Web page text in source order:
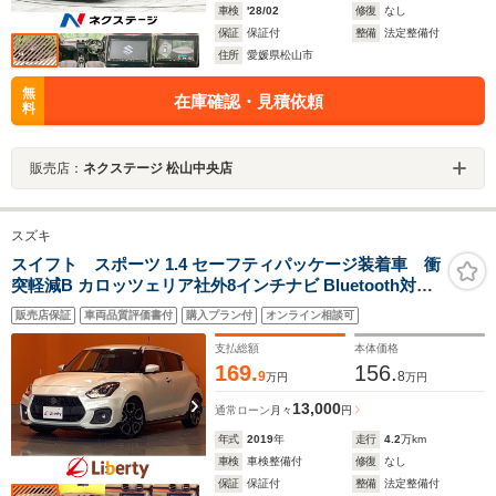
車検
'28/02 修復
なし
保証
保証付 整備
法定整備付
住所
愛媛県松山市
無
料
在庫確認・見積依頼
販売店： ネクステージ 松山中央店
スズキ
スイフト スポーツ 1.4 セーフティパッケージ装着車 衝
突軽減B カロッツェリア社外8インチナビ Bluetooth対応
全方位カメラ ETC クルーズコントロール 革巻きステアリ
ング LEDヘッドライト フォグライト スマートキー プッ
シュスタート 純正アルミホイール
販売店保証 車両品質評価書付 購入プラン付 オンライン相談可
支払総額
169.9万円
本体価格
156.8万円
通常ローン 月々13,000円
年式 2019年 走行 4.2万km
車検
車検整備付 修復
なし
保証
保証付 整備 法定整備付